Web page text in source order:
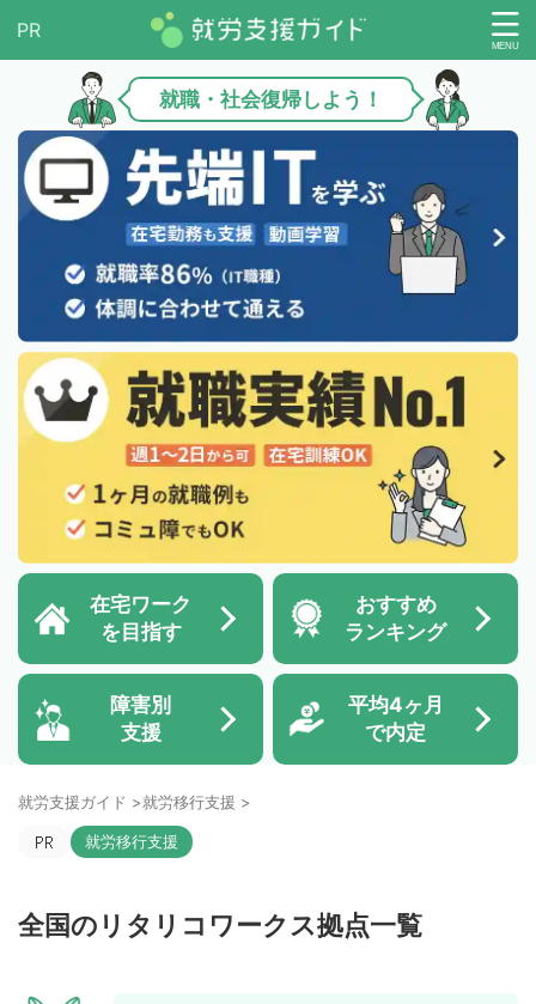
就職・社会復帰しよう！
在宅ワーク
を目指す
おすすめ
ランキング
障害別
支援
平均4ヶ月
で内定
就労支援ガイド >就労移行支援 >
就労移行支援
全国のリタリコワークス拠点一覧